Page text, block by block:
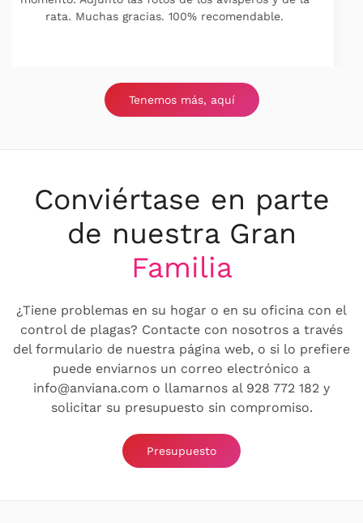
Tenemos más, aquí
Conviértase en parte
de nuestra Gran
Familia
¿Tiene problemas en su hogar o en su oficina con el
control de plagas? Contacte con nosotros a través
del formulario de nuestra página web, o si lo prefiere
puede enviarnos un correo electrónico a
info@anviana.com o llamarnos al 928 772 182 y
solicitar su presupuesto sin compromiso.
Presupuesto